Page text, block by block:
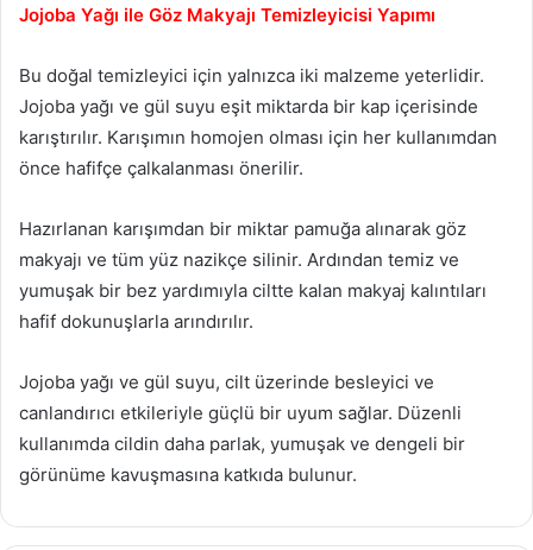
Jojoba Yağı ile Göz Makyajı Temizleyicisi Yapımı
Bu doğal temizleyici için yalnızca iki malzeme yeterlidir.
Jojoba yağı ve gül suyu eşit miktarda bir kap içerisinde
karıştırılır. Karışımın homojen olması için her kullanımdan
önce hafifçe çalkalanması önerilir.
Hazırlanan karışımdan bir miktar pamuğa alınarak göz
makyajı ve tüm yüz nazikçe silinir. Ardından temiz ve
yumuşak bir bez yardımıyla ciltte kalan makyaj kalıntıları
hafif dokunuşlarla arındırılır.
Jojoba yağı ve gül suyu, cilt üzerinde besleyici ve
canlandırıcı etkileriyle güçlü bir uyum sağlar. Düzenli
kullanımda cildin daha parlak, yumuşak ve dengeli bir
görünüme kavuşmasına katkıda bulunur.